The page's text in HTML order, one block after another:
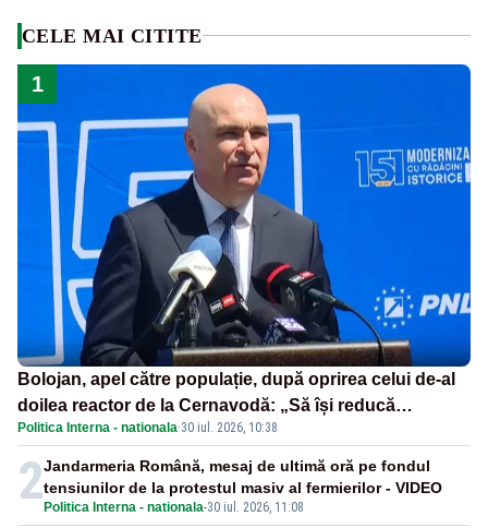
CELE MAI CITITE
1
Bolojan, apel către populație, după oprirea celui de-al
doilea reactor de la Cernavodă: „Să își reducă
consumul în orele de seară”
Politica Interna - nationala·30 iul. 2026, 10:38
2 Politica Interna - nationala-30 iul. 2026, 11:08
Jandarmeria Română, mesaj de ultimă oră pe fondul
tensiunilor de la protestul masiv al fermierilor - VIDEO